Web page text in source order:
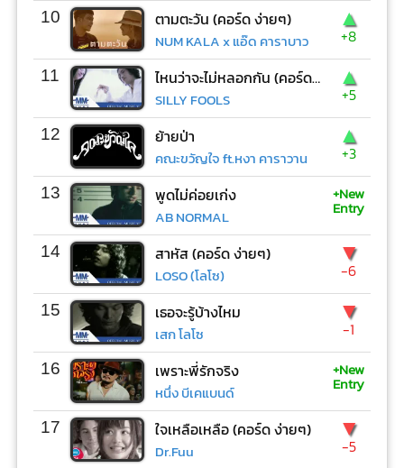
10 ตามตะวัน (คอร์ด ง่ายๆ)
NUM KALA x แอ๊ด คาราบาว
▲
+8
11 ไหนว่าจะไม่หลอกกัน (คอร์ด ง่ายๆ)
SILLY FOOLS
▲
+5
12 ย้ายป่า
คณะขวัญใจ ft.หงา คาราวาน
▲
+3
13 พูดไม่ค่อยเก่ง
AB NORMAL
+New
Entry
14 สาหัส (คอร์ด ง่ายๆ)
LOSO (โลโซ)
▼
-6
15 เธอจะรู้บ้างไหม
เสก โลโซ
▼
-1
16 เพราะพี่รักจริง
หนึ่ง บีเคแบนด์
+New
Entry
17 ใจเหลือเหลือ (คอร์ด ง่ายๆ)
Dr.Fuu
▼
-5